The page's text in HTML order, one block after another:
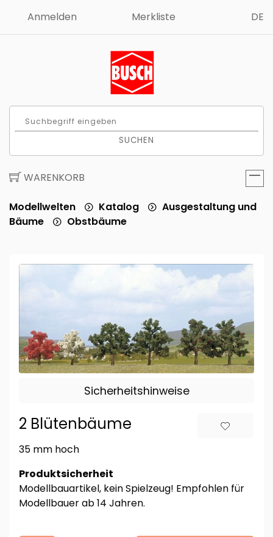
Anmelden Merkliste DE
SUCHEN
WARENKORB
Modellwelten Katalog
Ausgestaltung und
Bäume
Obstbäume
Sicherheitshinweise
2 Blütenbäume
35 mm hoch
Produktsicherheit
Modellbauartikel, kein Spielzeug! Empfohlen für
Modellbauer ab 14 Jahren.